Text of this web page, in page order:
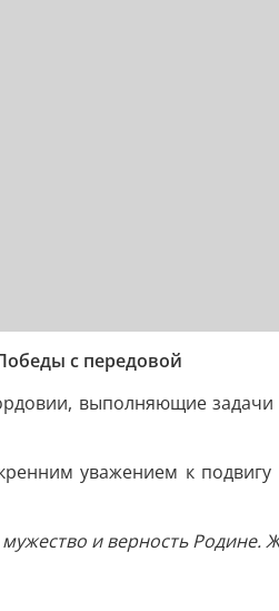
с передовой
выполняющие
уважением к подвигу
и верность Родине.